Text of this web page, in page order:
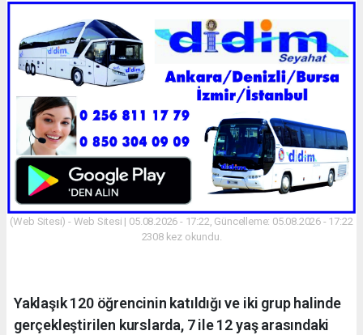
(Web Sitesi) - Web Sitesi | 05.08.2026 - 17:22, Güncelleme: 05.08.2026 - 17:22
2308 kez okundu.
Yaklaşık 120 öğrencinin katıldığı ve iki grup halinde
gerçekleştirilen kurslarda, 7 ile 12 yaş arasındaki